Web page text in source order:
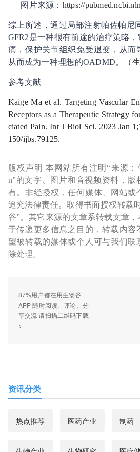
图片来源： https://
综上所述，通过局部注射帕佐帕尼
GFR2是一种很有前途的治疗策略
痛，保护关节组织免受退变，从而
从而成为一种理想的OADMD。（
参考文献
Kaige Ma et al. Targeting Vascular
Receptors as a Therapeutic Strategy
ciated Pain. Int J Biol Sci. 2023 Jan
150/ijbs.79125.
版权声明 本网站所有注明“来源：
n”的文字、图片和音视频资料，版
有。非经授权，任何媒体、网站或
追究法律责任。取得书面授权转载
谷”。其它来源的文章系转载文章
于传递更多信息之目的，转载内容
望被转载的媒体或个人可与我们联
除处理。
87%用户都在用生物谷
APP 随时阅读、评论、分
享交流 请扫描二维码下载-
>
资讯分类
热点推荐 医药产业 制药